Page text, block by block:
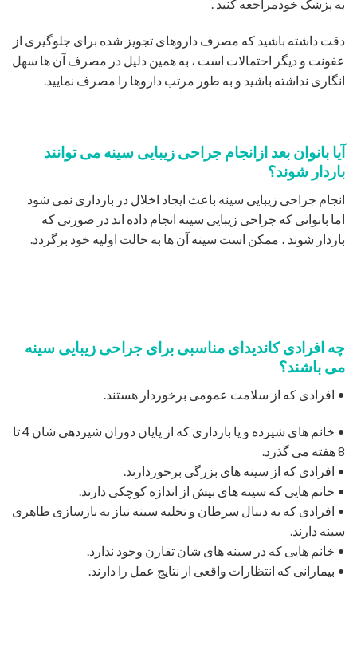
به پزشک خودمراجعه کنید .
دقت داشته باشید که مصرف داروهای تجویز شده برای جلوگیری از
عفونت و دیگر احتمالات است ، به همین دلیل در مصرف آن ها سهل
انگاری نداشته باشید و به طور مرتب داروها را مصرف نمایید.
آیا بانوان بعد ازانجام جراحی زیبایی سینه می توانند
باردار شوند؟
انجام جراحی زیبایی سینه باعث ایجاد اخلال در بارداری نمی شود
اما بانوانی که جراحی زیبایی سینه انجام داده اند در صورتی که
باردار شوند ، ممکن است سینه آن ها به حالت اولیه خود برگردد.
چه افرادی کاندیدای مناسبی برای جراحی زیبایی سینه
می باشند؟
• افرادی که از سلامت عمومی برخوردار هستند.
• خانم های شیرده و یا بارداری که از پایان دوران شیردهی شان 4 تا
8 هفته می گذرد.
• افرادی که از سینه های بزرگی برخوردارند.
• خانم هایی که سینه های بیش از اندازه کوچکی دارند.
• افرادی که به دنبال سرطان و تخلیه سینه نیاز به بازسازی ظاهری
سینه دارند.
• خانم هایی که در سینه های شان تقارن وجود ندارد.
• بیمارانی که انتظارات واقعی از نتایج عمل را دارند.